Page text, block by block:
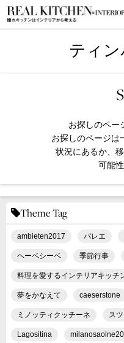
ティ
お探しのペー
お探しのページは
状況にあるか、
可能
Theme Tag
ambieten2017 バレエ
ヘーベシーベ 季節行事
料理を愛するインテリアキッチ
夢をかなえて caeserstone
ミノッティクッチーネ ス
Lagositina